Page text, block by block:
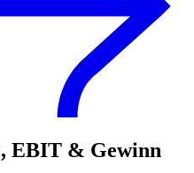
EBIT & Gewinn